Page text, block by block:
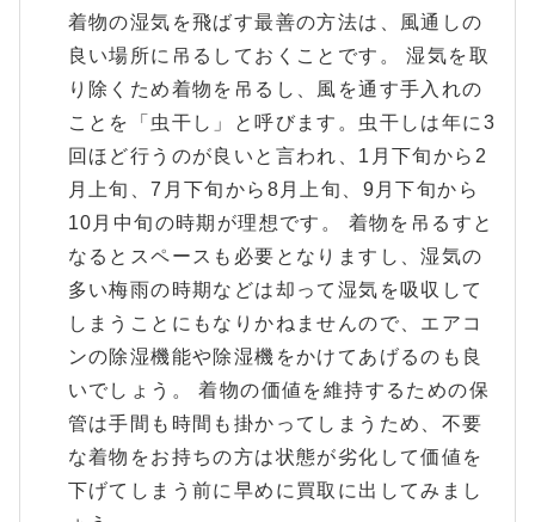
着物の湿気を飛ばす最善の方法は、風通しの
良い場所に吊るしておくことです。 湿気を取
り除くため着物を吊るし、風を通す手入れの
ことを「虫干し」と呼びます。虫干しは年に3
回ほど行うのが良いと言われ、1月下旬から2
月上旬、7月下旬から8月上旬、9月下旬から
10月中旬の時期が理想です。 着物を吊るすと
なるとスペースも必要となりますし、湿気の
多い梅雨の時期などは却って湿気を吸収して
しまうことにもなりかねませんので、エアコ
ンの除湿機能や除湿機をかけてあげるのも良
いでしょう。 着物の価値を維持するための保
管は手間も時間も掛かってしまうため、不要
な着物をお持ちの方は状態が劣化して価値を
下げてしまう前に早めに買取に出してみまし